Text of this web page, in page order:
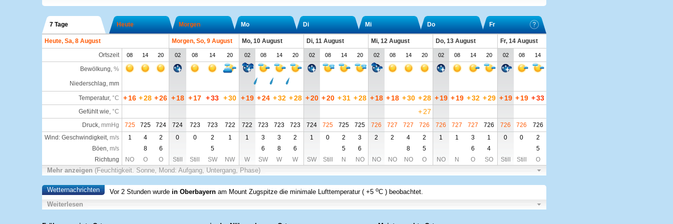
7 Tage Heute Morgen Mo Di Mi Do Fr
Heute, Sa, 8 August Morgen, So, 9 August Mo, 10 August Di, 11 August Mi, 12 August Do, 13 August
Fr, 14 August
Ortszeit
08 14 20 02 08 14 20 02 08 14 20 02 08 14 20 02 08 14 20 02 08 14 20 02 08 14
Bewölkung, %
Niederschlag, mm
Temperatur, °C +16 +28 +26 + 18 +17 +33 +30 + 19 +24 +32 +28 +20 +20 +31 +28 + 18 + 18 +30 +28 + 19 + 19 +32 +29 + 19 + 19 +33
Gefühlt wie, °C + 27
Druck, mmHg 725 725 724 724 723 723 722 722 723 723 723 724 725 725 725 726 727 727 726 726 727 727 726 726 726
726
Wind: Geschwindigkeit, m/s 1 4 2 0 0 2 1 1 3 3 2 1 0 2 3 2 2 4 2 1 1 3 1 0 0
2
Böen, m/s 8 6 5 6 8 6 5 6 8 5 6 4
5
Richtung
NO O O Still Still SW NW W SW W W SW Still N NO NO NO NO O NO N O SO Still Still O
Mehr anzeigen (Feuchtigkeit. Sonne, Mond: Aufgang, Untergang, Phase)
Wetternachrichten Vor 2 Stunden wurde in Oberbayern am Mount Zugspitzedie minimale Lufttemperatur (+5 oC ) beobachtet.
Weiterlesen